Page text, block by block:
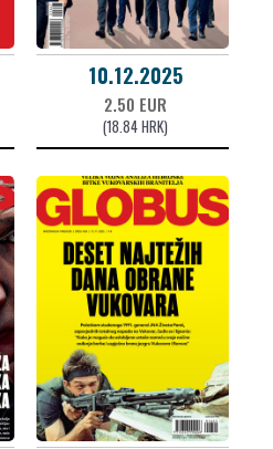
10.12.2025
2.50 EUR
(18.84 HRK)